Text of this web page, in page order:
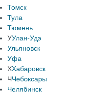
Томск
Тула
Тюмень
УУлан-Удэ
Ульяновск
Уфа
ХХабаровск
ЧЧебоксары
Челябинск